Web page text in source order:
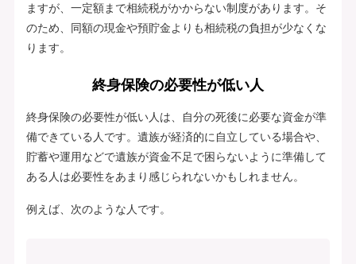
ますが、一定額まで相続税がかからない制度があります。そ
のため、同額の現金や預貯金よりも相続税の負担が少なくな
ります。
終身保険の必要性が低い人
終身保険の必要性が低い人は、自分の死後に必要な資金が準
備できている人です。遺族が経済的に自立している場合や、
貯蓄や運用などで遺族が資金不足で困らないように準備して
ある人は必要性をあまり感じられないかもしれません。
例えば、次のような人です。